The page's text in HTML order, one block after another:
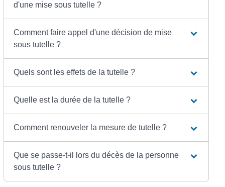
d'une mise sous tutelle ?
Comment faire appel d'une décision de mise
sous tutelle ?
Quels sont les effets de la tutelle ?
Quelle est la durée de la tutelle ?
Comment renouveler la mesure de tutelle ?
Que se passe-t-il lors du décès de la personne
sous tutelle ?